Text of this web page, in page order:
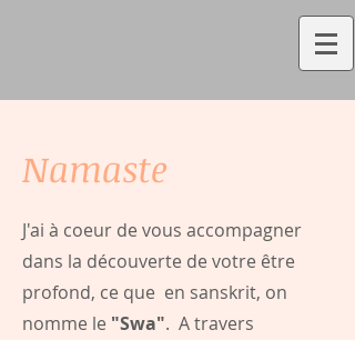
Namaste
J'ai à coeur de vous accompagner
dans la découverte de votre être
profond, ce que en sanskrit, on
nomme le "Swa". A travers